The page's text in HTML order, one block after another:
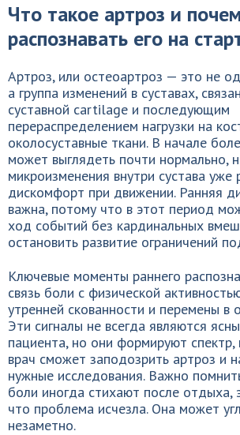
Что такое артроз и
распознавать его на
Артроз, или остеоартроз — это не
а группа изменений в суставах,
суставной cartilage и последующим
перераспределением нагрузки на
околосуставные ткани. В начале
может выглядеть почти нормально,
микроизменения внутри сустава
дискомфорт при движении. Ранняя
важна, потому что в этот период
ход событий без кардинальных
остановить развитие ограничений
Ключевые моменты раннего
связь боли с физической
утренней скованности и перемены в
Эти сигналы не всегда являются
пациента, но они формируют
врач сможет заподозрить артроз и
нужные исследования. Важно
боли иногда стихают после отдыха,
что проблема исчезла. Она может
незаметно.